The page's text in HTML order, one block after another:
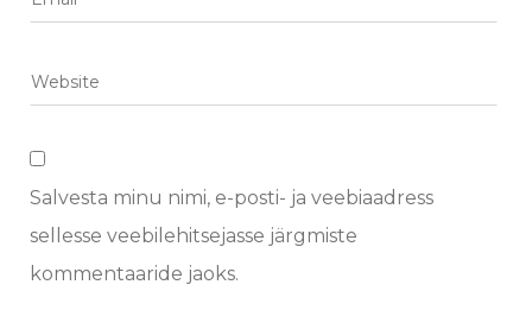
Salvesta minu nimi, e-posti- ja veebiaadress
sellesse veebilehitsejasse järgmiste
kommentaaride jaoks.